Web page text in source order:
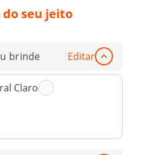
seu jeito
brinde Editar
Claro